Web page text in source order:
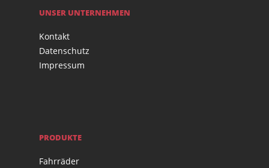
UNSER UNTERNEHMEN
Kontakt
Datenschutz
Impressum
PRODUKTE
Fahrräder